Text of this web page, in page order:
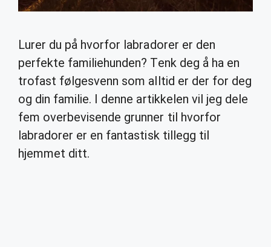
Lurer du på hvorfor labradorer er den
perfekte familiehunden? Tenk deg å ha en
trofast følgesvenn som alltid er der for deg
og din familie. I denne artikkelen vil jeg dele
fem overbevisende grunner til hvorfor
labradorer er en fantastisk tillegg til
hjemmet ditt.